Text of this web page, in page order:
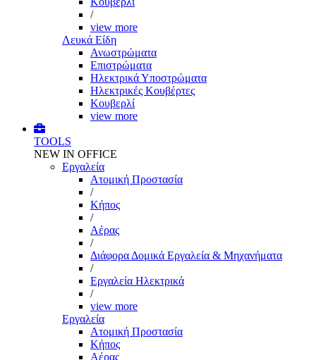
/
view more
Λευκά Είδη
Ανωστρώματα
Επιστρώματα
Ηλεκτρικά Υποστρώματα
Ηλεκτρικές Κουβέρτες
Κουβερλί
view more
TOOLS
NEW IN OFFICE
Εργαλεία
Aτομική Προστασία
/
Kήπος
/
Αέρας
/
Διάφορα Δομικά Εργαλεία & Μηχανήματα
/
Εργαλεία Ηλεκτρικά
/
view more
Εργαλεία
Aτομική Προστασία
Kήπος
Αέρας